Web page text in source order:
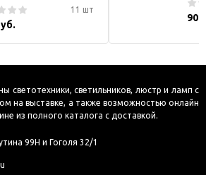
11 шт
светотехники, светильников, люстр и ламп с
на выставке, а также возможностью онлайн
из полного каталога с доставкой.
99Н и Гоголя 32/1